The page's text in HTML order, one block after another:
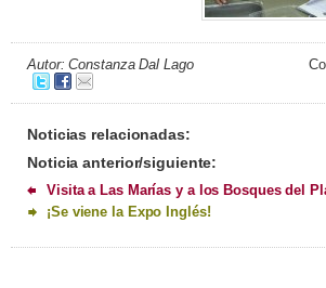
Autor: Constanza Dal Lago
Noticias relacionadas:
Noticia anterior/siguiente:
Visita a Las Marías y a los Bosques del
¡Se viene la Expo Inglés!